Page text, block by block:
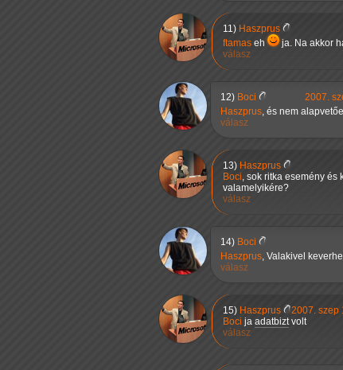
11) Haszprus
ftamas eh
ja. Na akkor
válasz
12) Boci
2007.
Haszprus, és nem
válasz
13) Haszprus
Boci, sok ritka esemény és
valamelyikére?
válasz
14) Boci
Haszprus, Valakivel
válasz
15) Haszprus
2007. szep
Boci ja adatbiztvolt
válasz